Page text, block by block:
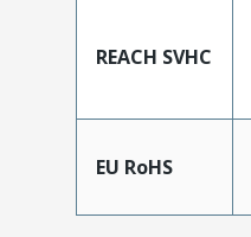
REACH SVHC
EU RoHS